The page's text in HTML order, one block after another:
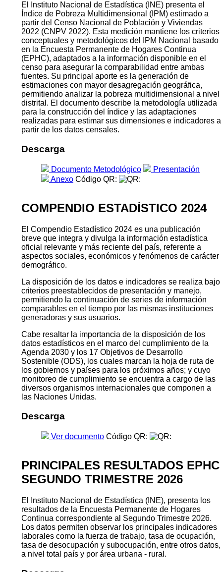
El Instituto Nacional de Estadística (INE) presenta el
Índice de Pobreza Multidimensional (IPM) estimado a
partir del Censo Nacional de Población y Viviendas
2022 (CNPV 2022). Esta medición mantiene los criterios
conceptuales y metodológicos del IPM Nacional basado
en la Encuesta Permanente de Hogares Continua
(EPHC), adaptados a la información disponible en el
censo para asegurar la comparabilidad entre ambas
fuentes. Su principal aporte es la generación de
estimaciones con mayor desagregación geográfica,
permitiendo analizar la pobreza multidimensional a nivel
distrital. El documento describe la metodología utilizada
para la construcción del índice y las adaptaciones
realizadas para estimar sus dimensiones e indicadores a
partir de los datos censales.
Descarga
Documento Metodológico
Presentación
Anexo Código QR:
COMPENDIO ESTADÍSTICO 2024
El Compendio Estadístico 2024 es una publicación
breve que integra y divulga la información estadística
oficial relevante y más reciente del país, referente a
aspectos sociales, económicos y fenómenos de carácter
demográfico.
La disposición de los datos e indicadores se realiza bajo
criterios preestablecidos de presentación y manejo,
permitiendo la continuación de series de información
comparables en el tiempo por las mismas instituciones
generadoras y sus usuarios.
Cabe resaltar la importancia de la disposición de los
datos estadísticos en el marco del cumplimiento de la
Agenda 2030 y los 17 Objetivos de Desarrollo
Sostenible (ODS), los cuales marcan la hoja de ruta de
los gobiernos y países para los próximos años; y cuyo
monitoreo de cumplimiento se encuentra a cargo de las
diversos organismos internacionales que componen a
las Naciones Unidas.
Descarga
Ver documento Código QR:
PRINCIPALES RESULTADOS EPHC
SEGUNDO TRIMESTRE 2026
El Instituto Nacional de Estadística (INE), presenta los
resultados de la Encuesta Permanente de Hogares
Continua correspondiente al Segundo Trimestre 2026.
Los datos permiten observar los principales indicadores
laborales como la fuerza de trabajo, tasa de ocupación,
tasa de desocupación y subocupación, entre otros datos,
a nivel total país y por área urbana - rural.